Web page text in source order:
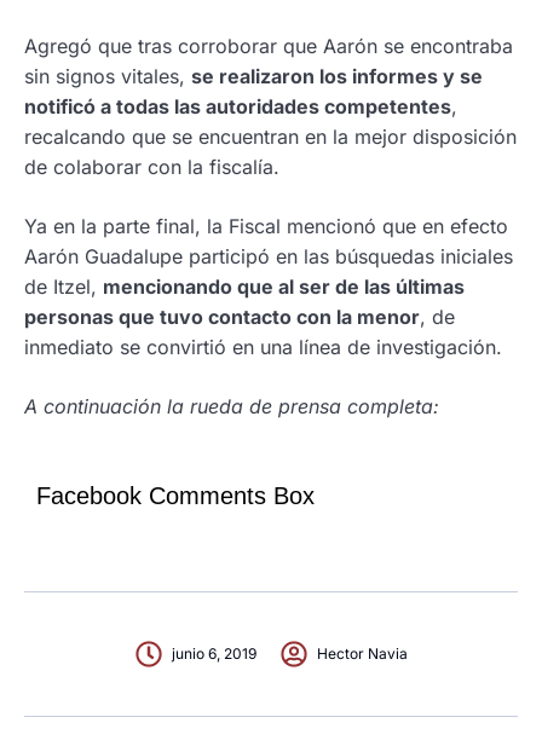
Agregó que tras corroborar que Aarón se encontraba
sin signos vitales, se realizaron los informes y se
notificó a todas las autoridades competentes,
recalcando que se encuentran en la mejor disposición
de colaborar con la fiscalía.
Ya en la parte final, la Fiscal mencionó que en efecto
Aarón Guadalupe participó en las búsquedas iniciales
de Itzel, mencionando que al ser de las últimas
personas que tuvo contacto con la menor, de
inmediato se convirtió en una línea de investigación.
A continuación la rueda de prensa completa:
Facebook Comments Box
junio 6, 2019 Hector Navia